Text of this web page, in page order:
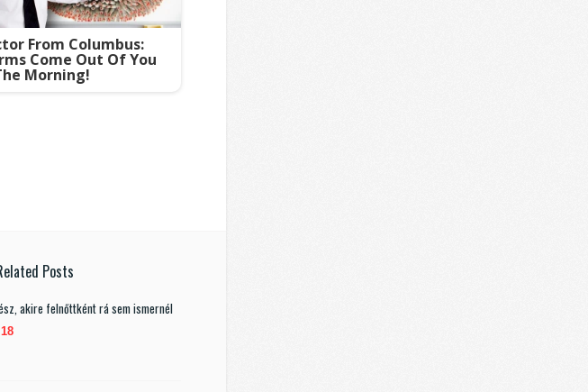
From Columbus:
Come Out Of You
Morning!
Posts
akire felnőttként rá sem ismernél